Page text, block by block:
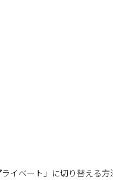
イベート」に切り替える方